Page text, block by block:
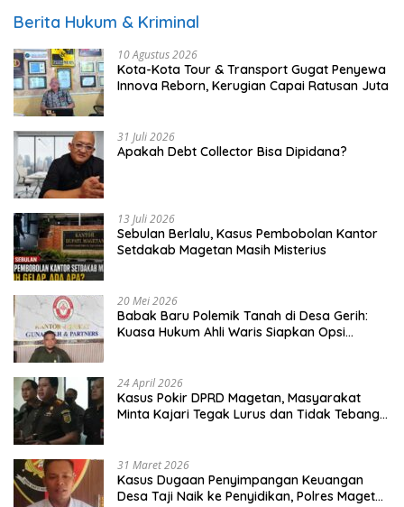
Berita Hukum & Kriminal
10 Agustus 2026
Kota-Kota Tour & Transport Gugat Penyewa
Innova Reborn, Kerugian Capai Ratusan Juta
31 Juli 2026
Apakah Debt Collector Bisa Dipidana?
13 Juli 2026
Sebulan Berlalu, Kasus Pembobolan Kantor
Setdakab Magetan Masih Misterius
20 Mei 2026
Babak Baru Polemik Tanah di Desa Gerih:
Kuasa Hukum Ahli Waris Siapkan Opsi
24 April 2026
Kasus Pokir DPRD Magetan, Masyarakat
Minta Kajari Tegak Lurus dan Tidak Tebang
31 Maret 2026
Kasus Dugaan Penyimpangan Keuangan
Desa Taji Naik ke Penyidikan, Polres Magetan